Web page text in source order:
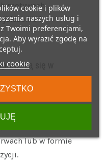
motywach,
i
się w
się obrazy z
lub w formie
cookie i plików
naszych usług i
Twoimi preferencjami,
Aby wyrazić zgodę na
cookie